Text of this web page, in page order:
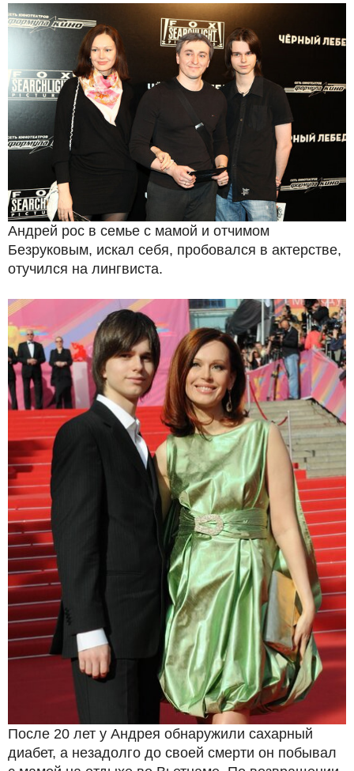
Андрей рос в семье с мамой и отчимом
Безруковым, искал себя, пробовался в актерстве,
отучился на лингвиста.
После 20 лет у Андрея обнаружили сахарный
диабет, а незадолго до своей смерти он побывал